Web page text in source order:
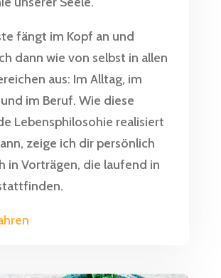
fängt im Kopf an und
dann wie von selbst in allen
aus: Im Alltag, im
im Beruf. Wie diese
Lebensphilosohie realisiert
zeige ich dir persönlich
in Vorträgen, die laufend in